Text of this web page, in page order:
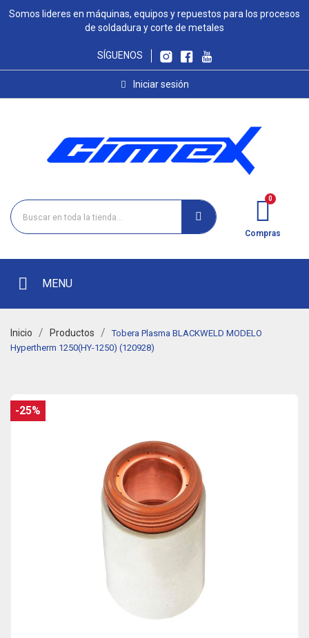
Somos lideres en máquinas, equipos y repuestos para los procesos
de soldadura y corte de metales
SÍGUENOS
Iniciar sesión
Compras
MENU
Inicio Productos
Tobera Plasma BLACKWELD MODELO
Hypertherm 1250(HY-1250) (120928)
-25%